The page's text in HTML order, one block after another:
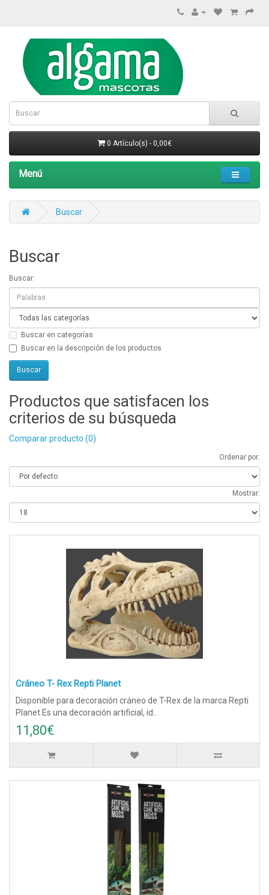
0 Artículo(s) - 0,00€
Menú
Buscar
Buscar
Buscar:
Buscar en categorías
Buscar en la descripción de los productos
Productos que satisfacen los
criterios de su búsqueda
Comparar producto (0)
Ordenar por:
Mostrar:
Cráneo T- Rex Repti Planet
Disponible para decoración cráneo de T-Rex de la marca Repti
Planet.Es una decoración artificial, id..
11,80€